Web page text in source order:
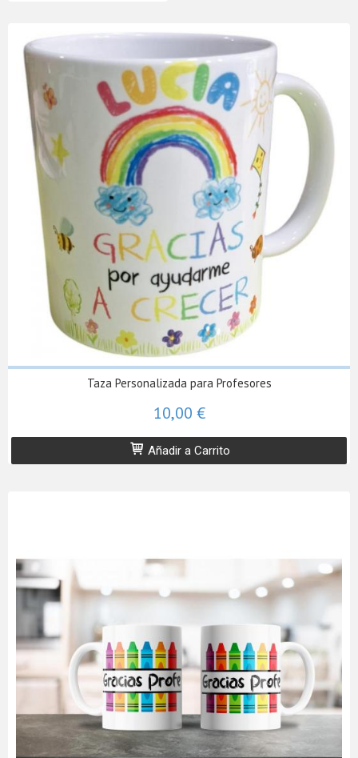
Taza Personalizada para Profesores
10,00 €
Añadir a Carrito